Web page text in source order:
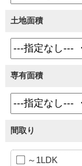
土地面積
専有面積
間取り
～1LDK